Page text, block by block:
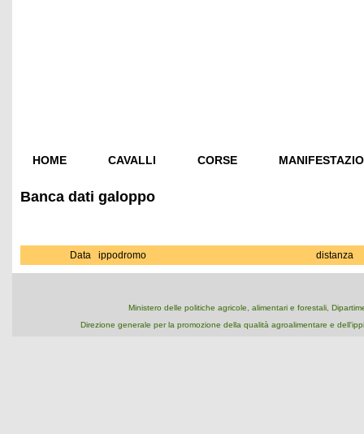
HOME CAVALLI CORSE
Banca dati galoppo
Data ippodromo distanza
Ministero delle politiche agricole, alimentari e forestali,
Direzione generale per la promozione della qualità agroalimentare e